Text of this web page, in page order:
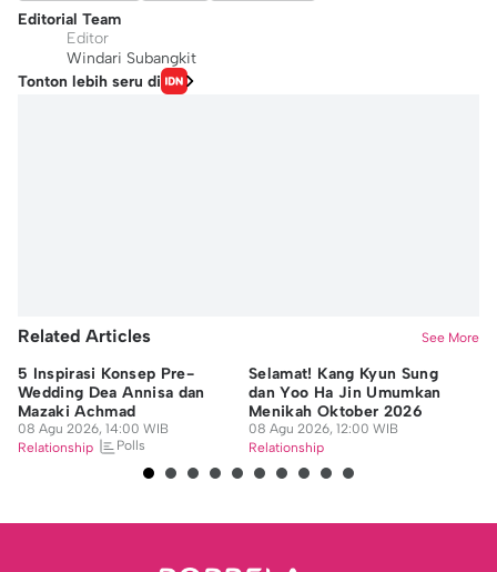
Editorial Team
Editor
Windari Subangkit
Tonton lebih seru di
Related Articles See More
5 Inspirasi Konsep Pre-
Wedding Dea Annisa dan
Mazaki Achmad
08 Agu 2026, 14:00 WIB
Relationship
Polls
Selamat! Kang Kyun Sung
dan Yoo Ha Jin Umumkan
Menikah Oktober 2026
08 Agu 2026, 12:00 WIB
Relationship